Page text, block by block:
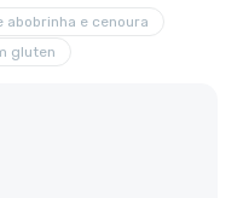
abobrinha e cenoura
gluten